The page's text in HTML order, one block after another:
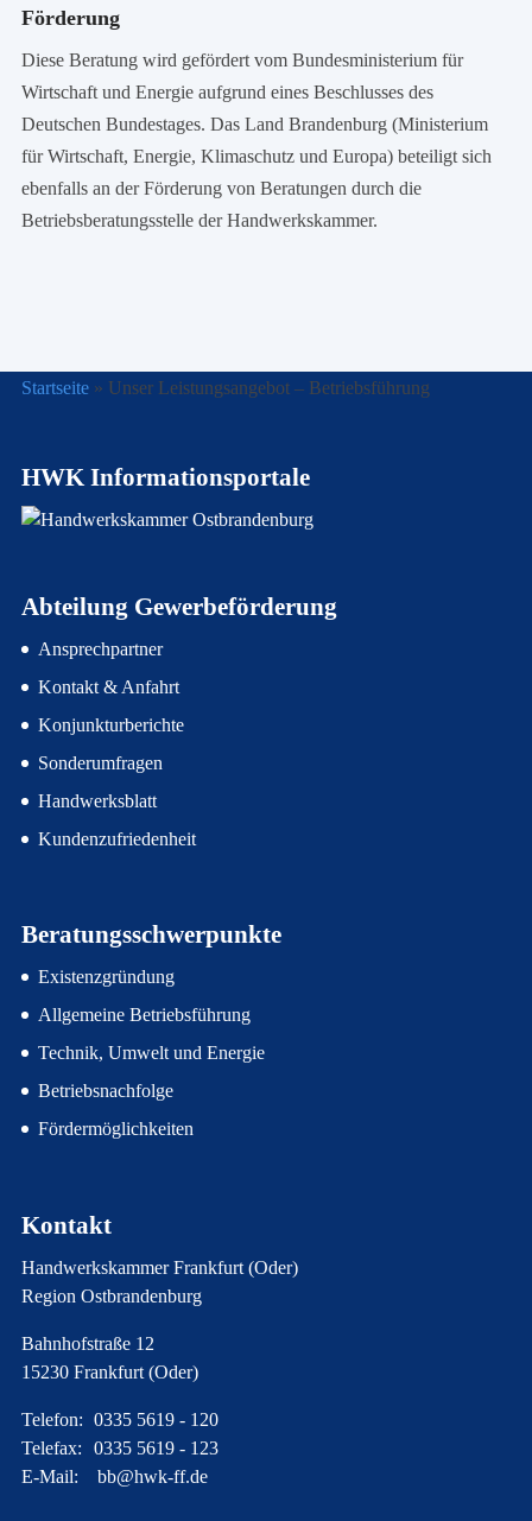
Förderung
Diese Beratung wird gefördert vom Bundesministerium für
Wirtschaft und Energie aufgrund eines Beschlusses des
Deutschen Bundestages. Das Land Brandenburg (Ministerium
für Wirtschaft, Energie, Klimaschutz und Europa) beteiligt sich
ebenfalls an der Förderung von Beratungen durch die
Betriebsberatungsstelle der Handwerkskammer.
Startseite» Unser Leistungsangebot – Betriebsführung
HWK Informationsportale
Abteilung Gewerbeförderung
Ansprechpartner
Kontakt & Anfahrt
Konjunkturberichte
Sonderumfragen
Handwerksblatt
Kundenzufriedenheit
Beratungsschwerpunkte
Existenzgründung
Allgemeine Betriebsführung
Technik, Umwelt und Energie
Betriebsnachfolge
Fördermöglichkeiten
Kontakt
Handwerkskammer Frankfurt (Oder)
Region Ostbrandenburg
Bahnhofstraße 12
15230 Frankfurt (Oder)
Telefon: 0335 5619 - 120
Telefax:
0335 5619 - 123
E-Mail:
bb@hwk-ff.de